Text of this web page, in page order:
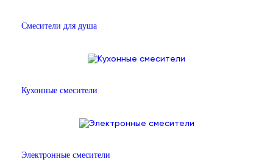
Смесители для душа
Кухонные смесители
Электронные смесители